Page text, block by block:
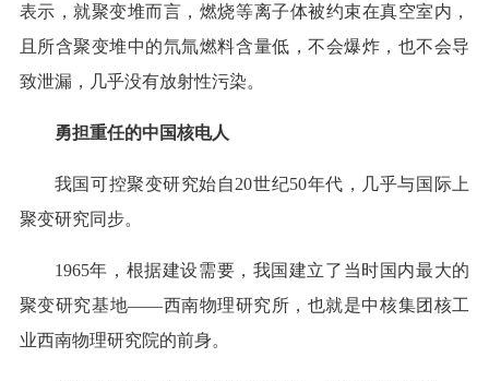
表示，就聚变堆而言，燃烧等离子体被约束在真空室内，
且所含聚变堆中的氘氚燃料含量低，不会爆炸，也不会导
致泄漏，几乎没有放射性污染。
勇担重任的中国核电人
我国可控聚变研究始自20世纪50年代，几乎与国际上
聚变研究同步。
1965年，根据建设需要，我国建立了当时国内最大的
聚变研究基地——西南物理研究所，也就是中核集团核工
业西南物理研究院的前身。